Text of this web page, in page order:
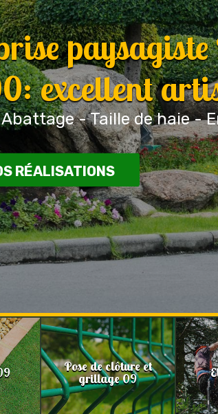
excellent
- Taille de haie -
RÉALISATIONS
Pose de clôture et
grillage 09